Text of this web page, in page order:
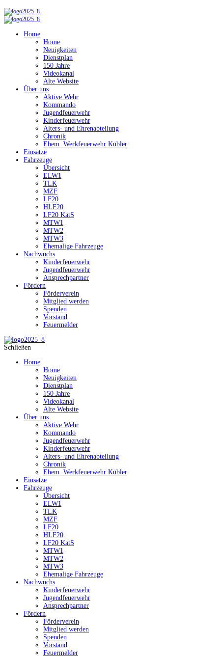
Home
Home
Neuigkeiten
Dienstplan
150 Jahre
Videokanal
Alte Website
Über uns
Aktive Wehr
Kommando
Jugendfeuerwehr
Kinderfeuerwehr
Alters- und Ehrenabteilung
Chronik
Ehem. Werkfeuerwehr Kübler
Einsätze
Fahrzeuge
Übersicht
ELW1
TLK
MZF
LF20
HLF20
LF20 KatS
MTW1
MTW2
MTW3
Ehemalige Fahrzeuge
Nachwuchs
Kinderfeuerwehr
Jugendfeuerwehr
Ansprechpartner
Fördern
Förderverein
Mitglied werden
Spenden
Vorstand
Feuermelder
Schließen
Home
Home
Neuigkeiten
Dienstplan
150 Jahre
Videokanal
Alte Website
Über uns
Aktive Wehr
Kommando
Jugendfeuerwehr
Kinderfeuerwehr
Alters- und Ehrenabteilung
Chronik
Ehem. Werkfeuerwehr Kübler
Einsätze
Fahrzeuge
Übersicht
ELW1
TLK
MZF
LF20
HLF20
LF20 KatS
MTW1
MTW2
MTW3
Ehemalige Fahrzeuge
Nachwuchs
Kinderfeuerwehr
Jugendfeuerwehr
Ansprechpartner
Fördern
Förderverein
Mitglied werden
Spenden
Vorstand
Feuermelder